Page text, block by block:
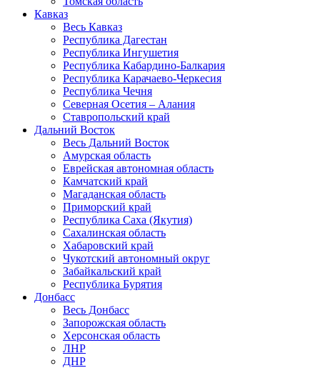
Кавказ
Весь Кавказ
Республика Дагестан
Республика Ингушетия
Республика Кабардино-Балкария
Республика Карачаево-Черкесия
Республика Чечня
Северная Осетия – Алания
Ставропольский край
Дальний Восток
Весь Дальний Восток
Амурская область
Еврейская автономная область
Камчатский край
Магаданская область
Приморский край
Республика Саха (Якутия)
Сахалинская область
Хабаровский край
Чукотский автономный округ
Забайкальский край
Республика Бурятия
Донбасс
Весь Донбасс
Запорожская область
Херсонская область
ЛНР
ДНР